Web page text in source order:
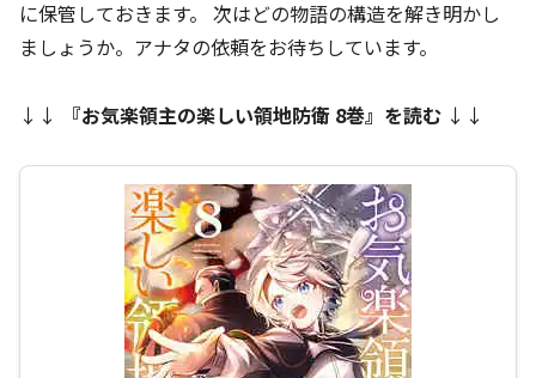
に保管しておきます。 次はどの物語の構造を解き明かし
ましょうか。アナタの依頼をお待ちしています。
↓↓ 『お気楽領主の楽しい領地防衛 8巻』を読む ↓↓